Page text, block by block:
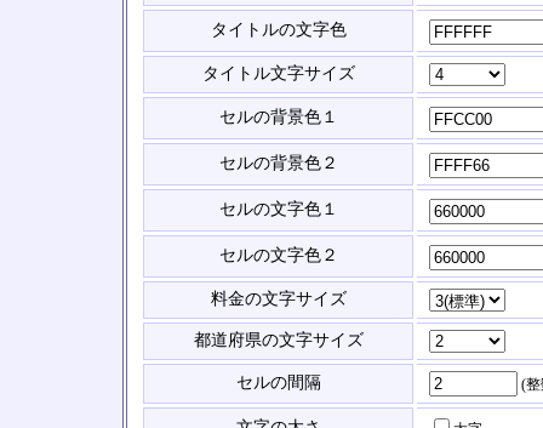
タイトルの文字色
タイトル文字サイズ
セルの背景色１
セルの背景色２
セルの文字色１
セルの文字色２
料金の文字サイズ
都道府県の文字サイズ
セルの間隔 (